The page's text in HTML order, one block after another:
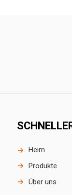
Heim
Produkte
Über uns